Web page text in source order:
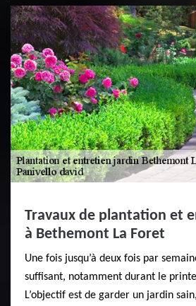
Travaux de plantation et
à Bethemont La Foret
Une fois jusqu’à deux fois par
suffisant, notamment durant le
L’objectif est de garder un jardin